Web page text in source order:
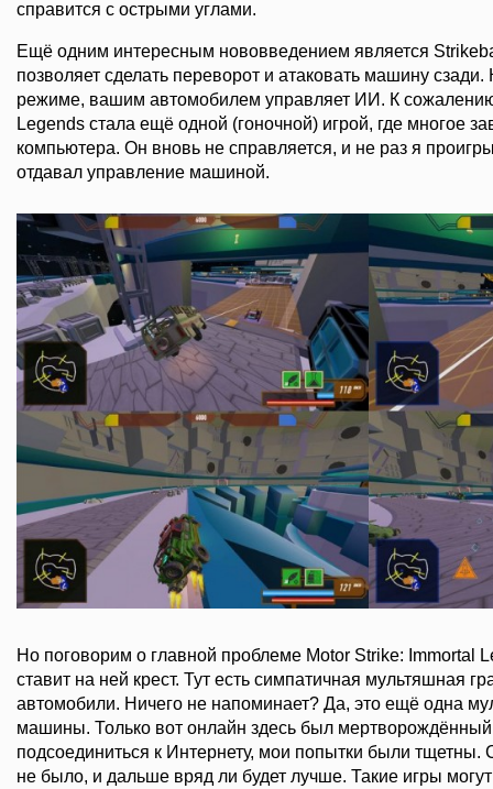
справится с острыми углами.
Ещё одним интересным нововведением является
позволяет сделать переворот и атаковать машину
режиме, вашим автомобилем управляет ИИ. К
Legends стала ещё одной (гоночной) игрой, где многое
компьютера. Он вновь не справляется, и не раз я
отдавал управление машиной.
Но поговорим о главной проблеме Motor Strike: Immortal
ставит на ней крест. Тут есть симпатичная мультяшная
автомобили. Ничего не напоминает? Да, это ещё одна
машины. Только вот онлайн здесь был
подсоединиться к Интернету, мои попытки были тщетны.
не было, и дальше вряд ли будет лучше. Такие игры